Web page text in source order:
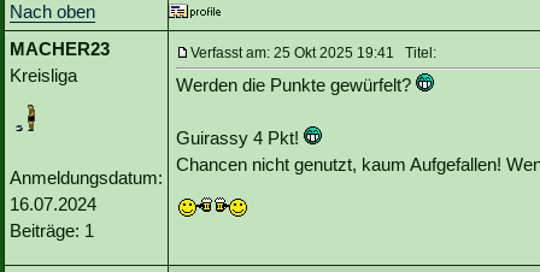
Nach oben
MACHER23
Kreisliga
Anmeldungsdatum:
16.07.2024
Beiträge: 1
Verfasst am: 25 Okt 2025 19:41 Titel:
Werden die Punkte gewürfelt?
Guirassy 4 Pkt!
Chancen nicht genutzt, kaum Aufgefallen!